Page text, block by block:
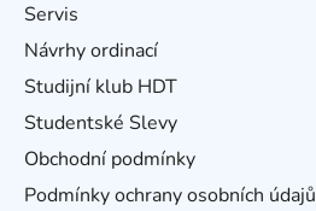
Servis
Návrhy ordinací
Studijní klub HDT
Studentské Slevy
Obchodní podmínky
Podmínky ochrany osobních údajů